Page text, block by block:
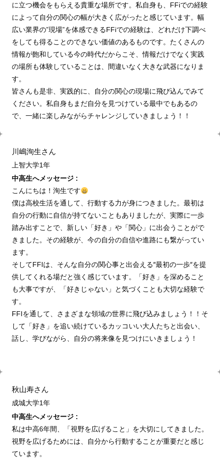
に立つ機会をもらえる貴重な場所です。私自身も、FFiでの経験
によって自分の関心の幅が大きく広がったと感じています。幅
広い業界の”現場”を体感できるFFiでの経験は、どれだけ下調べ
をしても得ることのできない価値のあるものです。たくさんの
情報が飽和している今の時代だからこそ、情報だけでなく実践
の場所も体験していることは、間違いなく大きな武器になりま
す。
皆さんも是非、実践的に、自分の関心の現場に飛び込んでみて
ください。私自身もまだ自分を見つけている最中でもあるの
で、一緒に楽しみながらチャレンジしていきましょう！！
川嶋洵生さん
上智大学1年
中高生へメッセージ :
こんにちは！洵生です
僕は高校生活を通して、行動する力が身につきました。最初は
自分の行動に自信が持てないこともありましたが、実際に一歩
踏み出すことで、新しい「好き」や「関心」に出会うことがで
きました。その経験が、今の自分の自信や進路にも繋がってい
ます。
そしてFFIは、そんな自分の関心事と出会える″最初の一歩″を提
供してくれる場だと強く感じています。「好き」を深めること
も大事ですが、「好きじゃない」と気づくことも大切な経験で
す。
FFIを通して、さまざまな領域の世界に飛び込みましょう！！そ
して「好き」を追い続けているカッコいい大人たちと出会い、
話し、学びながら、自分の将来像を見つけにいきましょう！
秋山寿さん
成城大学1年
中高生へメッセージ :
私は中高6年間、「視野を広げること」を大切にしてきました。
視野を広げるためには、自分から行動することが重要だと感じ
ています。